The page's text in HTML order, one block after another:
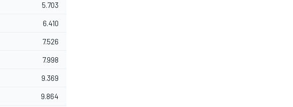
5.703
6.410
7.526
7.998
9.369
9.864